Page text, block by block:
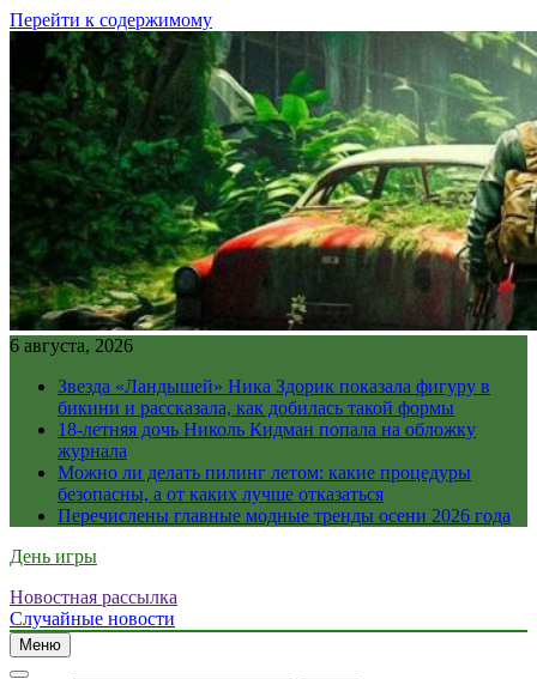
Перейти к содержимому
6 августа, 2026
Звезда «Ландышей» Ника Здорик показала фигуру в
бикини и рассказала, как добилась такой формы
18-летняя дочь Николь Кидман попала на обложку
журнала
Можно ли делать пилинг летом: какие процедуры
безопасны, а от каких лучше отказаться
Перечислены главные модные тренды осени 2026 года
День игры
Новостная рассылка
Случайные новости
Меню